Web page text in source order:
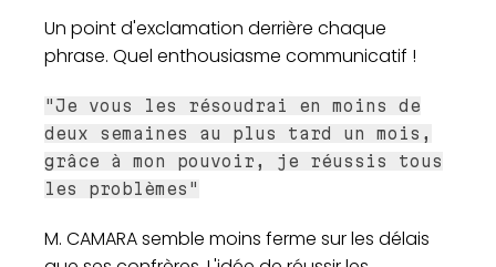
Un point d'exclamation derrière chaque
phrase. Quel enthousiasme communicatif !
"Je vous les résoudrai en moins de
deux semaines au plus tard un mois,
grâce à mon pouvoir, je réussis tous
les problèmes"
M. CAMARA semble moins ferme sur les délais